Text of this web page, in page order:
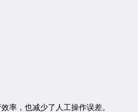
率，也减少了人工操作误差。